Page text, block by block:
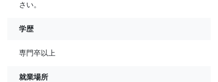
さい。
学歴
専門卒以上
就業場所